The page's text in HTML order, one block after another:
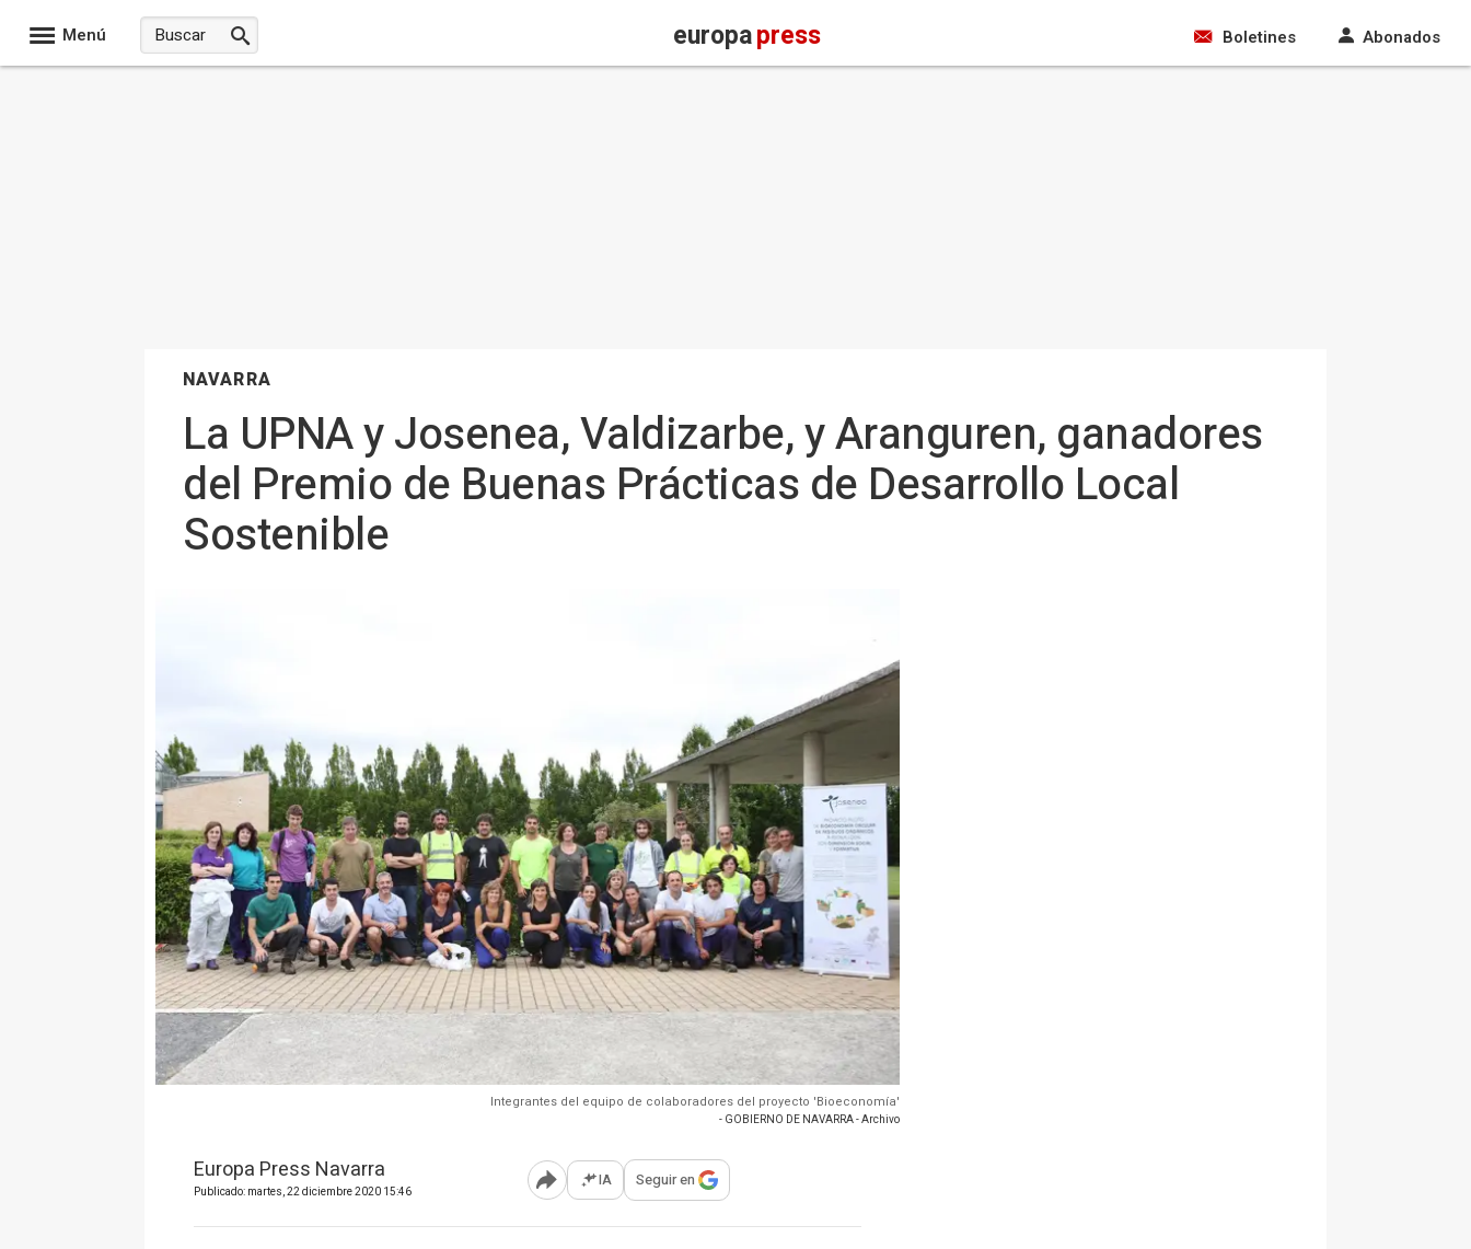
Menú europapress Boletines Abonados
NAVARRA
La UPNA y Josenea, Valdizarbe, y Aranguren, ganadores
del Premio de Buenas Prácticas de Desarrollo Local
Sostenible
Integrantes del equipo de colaboradores del proyecto 'Bioeconomía'
- GOBIERNO DE NAVARRA - Archivo
Europa Press Navarra
Publicado: martes, 22 diciembre 2020 15:46 Abrir opciones para compartir
IA Seguir en